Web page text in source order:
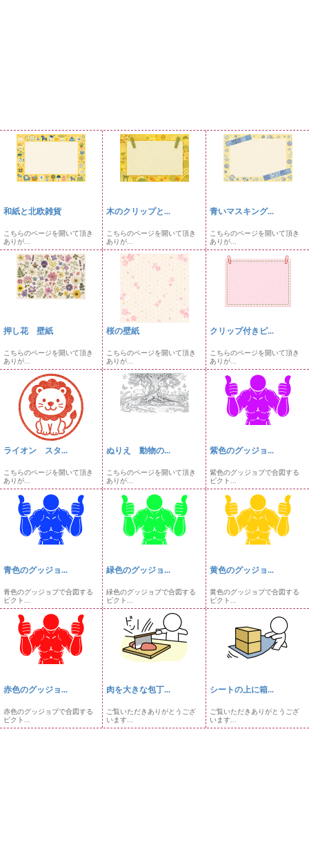
和紙と北欧雑貨
こちらのページを開いて頂き
ありが...
木のクリップと...
こちらのページを開いて頂き
ありが...
青いマスキング...
こちらのページを開いて頂き
ありが...
押し花 壁紙
こちらのページを開いて頂き
ありが...
桜の壁紙
こちらのページを開いて頂き
ありが...
クリップ付きピ...
こちらのページを開いて頂き
ありが...
ライオン スタ...
こちらのページを開いて頂き
ありが...
ぬりえ 動物の...
こちらのページを開いて頂き
ありが...
紫色のグッジョ...
紫色のグッジョブで合図する
ピクト...
青色のグッジョ...
青色のグッジョブで合図する
ピクト...
緑色のグッジョ...
緑色のグッジョブで合図する
ピクト...
黄色のグッジョ...
黄色のグッジョブで合図する
ピクト...
赤色のグッジョ...
赤色のグッジョブで合図する
ピクト...
肉を大きな包丁...
ご覧いただきありがとうござ
います...
シートの上に箱...
ご覧いただきありがとうござ
います...